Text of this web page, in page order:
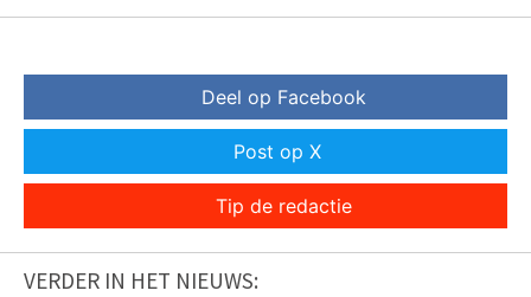
Deel op Facebook
Post op X
Tip de redactie
VERDER IN HET NIEUWS: